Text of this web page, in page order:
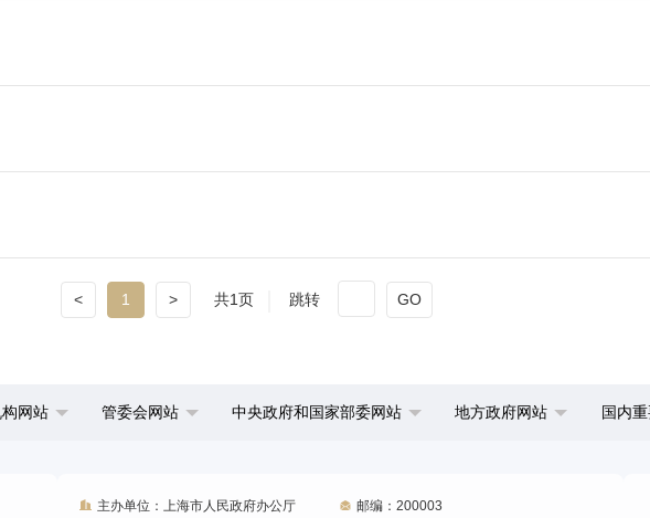
< 1 > 共1页 跳转 GO
网站 管委会网站 中央政府和国家部委网站 地方政府网站 国内
主办单位：上海市人民政府办公厅 邮编：200003